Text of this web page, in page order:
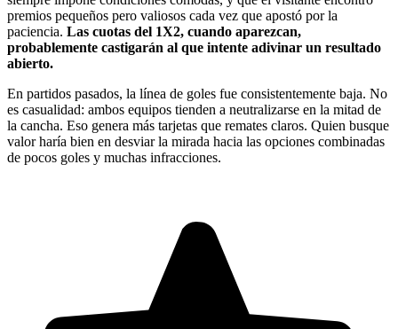
premios pequeños pero valiosos cada vez que apostó por la
paciencia. Las cuotas del 1X2, cuando aparezcan,
probablemente castigarán al que intente adivinar un resultado
abierto.
En partidos pasados, la línea de goles fue consistentemente baja. No
es casualidad: ambos equipos tienden a neutralizarse en la mitad de
la cancha. Eso genera más tarjetas que remates claros. Quien busque
valor haría bien en desviar la mirada hacia las opciones combinadas
de pocos goles y muchas infracciones.